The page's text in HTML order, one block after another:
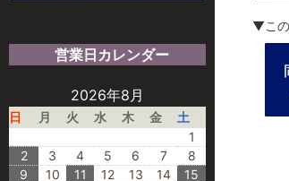
営業日カレンダー
2026年8月
日 月 火 水 木 金
土
1
2
3 4 5 6 7
8
9
10 11 12 13 14
15
▼この